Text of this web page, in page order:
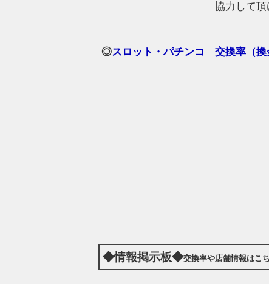
協力して
◎スロット・パチンコ 交換率（換
◆情報掲示板◆交換率や店舗情報はこ